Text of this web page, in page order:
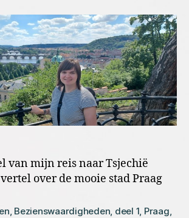
van mijn reis naar Tsjechië
over de mooie stad Praag
, Bezienswaardigheden, deel 1, Praag,